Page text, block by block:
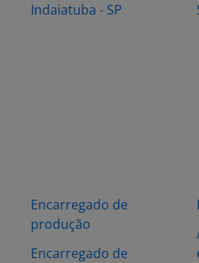
Indaiatuba - SP
Encarregado de
produção
Encarregado de